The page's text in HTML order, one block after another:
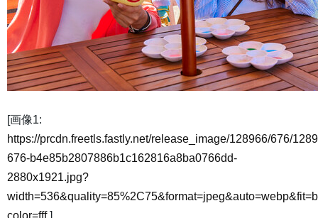
[画像1:
https://prcdn.freetls.fastly.net/release_image/128966/676/
676-b4e85b2807886b1c162816a8ba0766dd-
2880x1921.jpg?